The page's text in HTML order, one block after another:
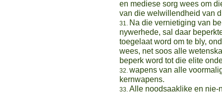
en mediese sorg wees om
van die welwillendheid van
Na die vernietiging van
nywerhede, sal daar
toegelaat word om te bly,
wees, net soos alle
beperk word tot die elite
wapens van alle
kernwapens.
Alle noodsaaklike en nie-